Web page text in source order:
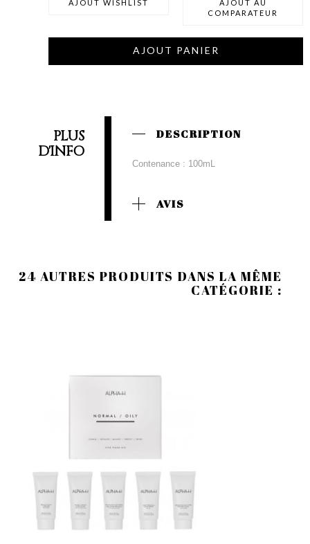
AJOUT WISHLIST
AJOUT AU
COMPARATEUR
AJOUT PANIER
PLUS
D'INFO
DESCRIPTION
Contenance : 100mL
AVIS
24 AUTRES PRODUITS DANS LA MÊME
CATÉGORIE :